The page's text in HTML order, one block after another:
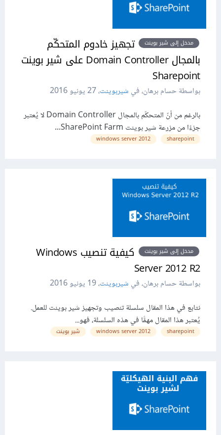
مدخل إلى شير بوينت
تجهيز خادوم المتحكّم
بالمجال Domain Controller على شير بوينت
Sharepoint
بواسطة حسام برهان، في شيربوينت،27 يونيو 2016
بالرغم من أنّ المتحكّم بالمجال Domain Controller لا يُعتبر
جزءًا من مزرعة شير بوينت SharePoint Farm...
sharepoint
windows server 2012
مدخل إلى شير بوينت
كيفية تنصيب Windows
Server 2012 R2
بواسطة حسام برهان، في شيربوينت،19 يونيو 2016
نتابع في هذا المقال سلسلة تنصيب وتجهيز شير بوينت للعمل.
يُعتبر هذا المقال مهمًّا في هذه السلسلة، فهو...
sharepoint
windows server 2012 شير بوينت